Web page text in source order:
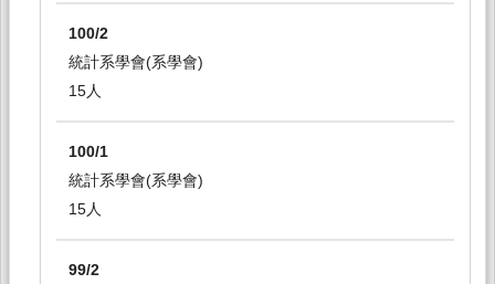
100/2
統計系學會(系學會)
15人
100/1
統計系學會(系學會)
15人
99/2